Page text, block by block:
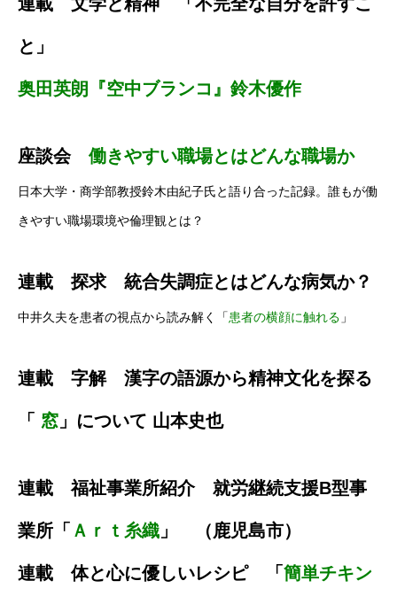
と」
奥田英朗『空中ブランコ』鈴木優作
座談会 働きやすい職場とはどんな職場か
日本大学・商学部教授鈴木由紀子氏と語り合った記録。誰もが働
きやすい職場環境や倫理観とは？
連載 探求 統合失調症とはどんな病気か？
中井久夫を患者の視点から読み解く「患者の横顔に触れる 」
連載 字解 漢字の語源から精神文化を探る
「 窓 」について 山本史也
連載 福祉事業所紹介 就労継続支援B型事
業所「 Ａｒｔ糸織 」 （鹿児島市）
連載 体と心に優しいレシピ 「簡単チキン